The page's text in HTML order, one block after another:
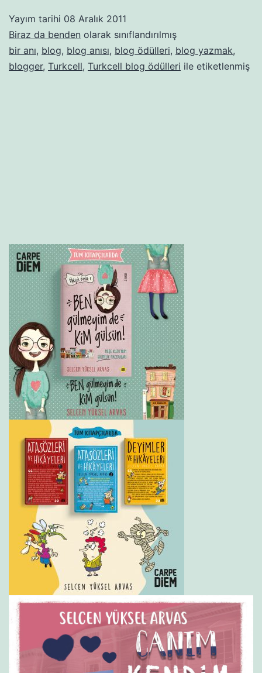
Yayım tarihi 08 Aralık 2011
Biraz da benden olarak sınıflandırılmış
bir anı, blog, blog anısı, blog ödülleri, blog yazmak,
blogger, Turkcell, Turkcell blog ödülleri ile etiketlenmiş